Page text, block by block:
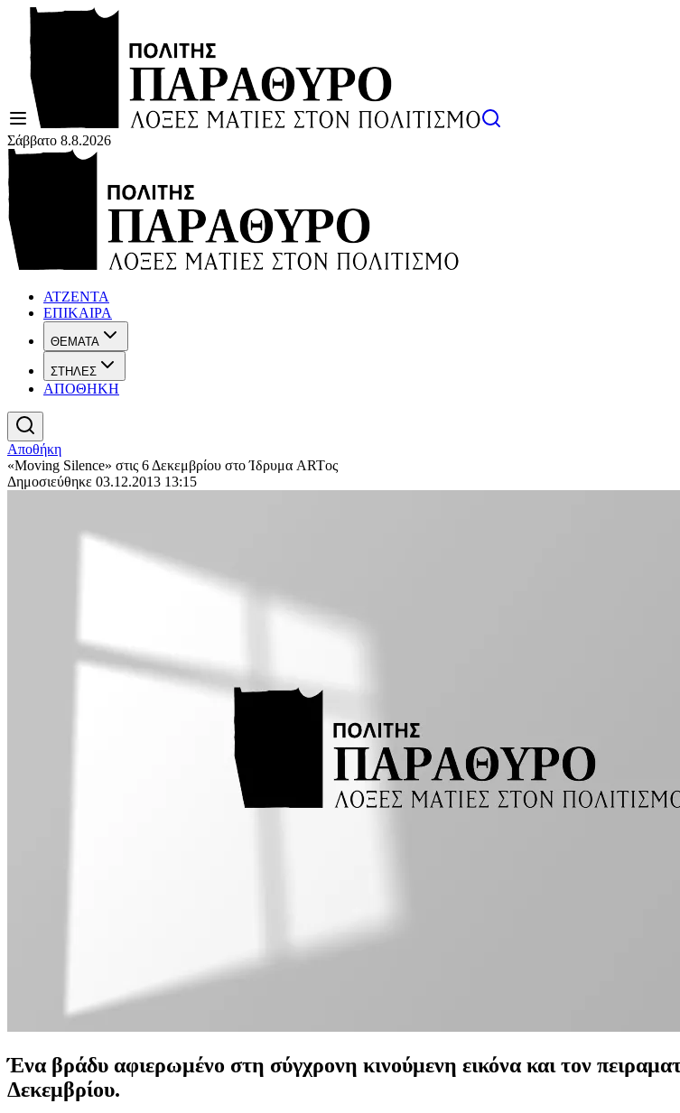
Σάββατο 8.8.2026
ΑΤΖΕΝΤΑ
ΕΠΙΚΑΙΡΑ
ΘΕΜΑΤΑ
ΣΤΗΛΕΣ
ΑΠΟΘΗΚΗ
Αποθήκη
«Moving Silence» στις 6 Δεκεμβρίου στο Ίδρυμα ARTος
Δημοσιεύθηκε 03.12.2013 13:15
Ένα βράδυ αφιερωμένο στη σύγχρονη κινούμενη εικόνα και τον
Δεκεμβρίου.